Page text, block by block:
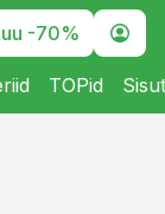
-70%
TOPid